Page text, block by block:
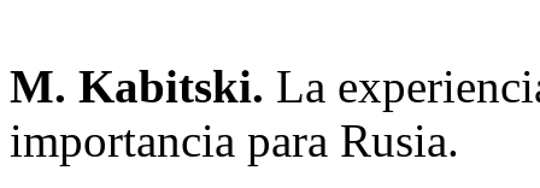
M. Kabitski. La
importancia para Rusia.